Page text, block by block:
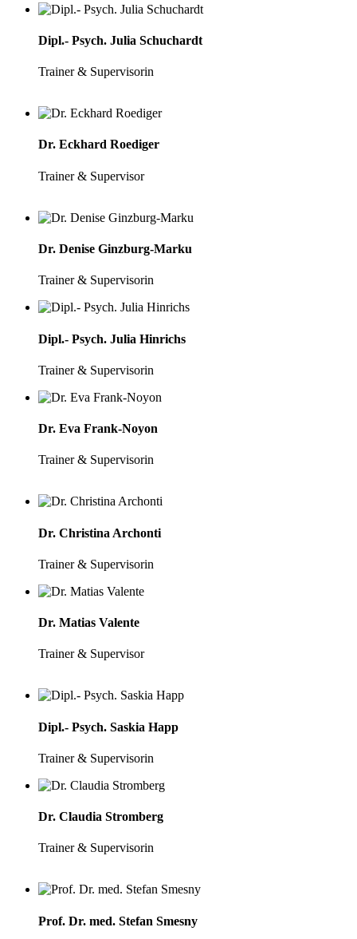
Dipl.- Psych. Julia Schuchardt
Trainer & Supervisorin
Dr. Eckhard Roediger
Trainer & Supervisor
Dr. Denise Ginzburg-Marku
Trainer & Supervisorin
Dipl.- Psych. Julia Hinrichs
Trainer & Supervisorin
Dr. Eva Frank-Noyon
Trainer & Supervisorin
Dr. Christina Archonti
Trainer & Supervisorin
Dr. Matias Valente
Trainer & Supervisor
Dipl.- Psych. Saskia Happ
Trainer & Supervisorin
Dr. Claudia Stromberg
Trainer & Supervisorin
Prof. Dr. med. Stefan Smesny